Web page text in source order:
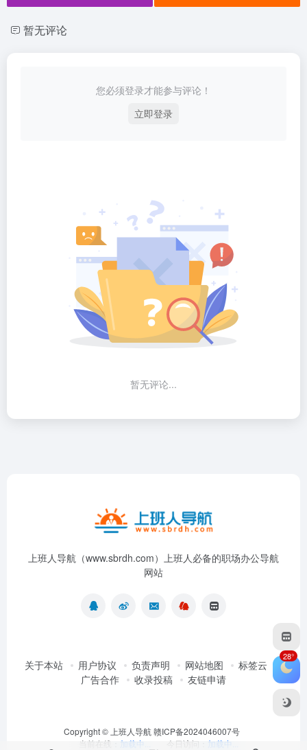
暂无评论
您必须登录才能参与评论！
立即登录
暂无评论...
上班人导航（www.sbrdh.com）上班人必备的职场办公导航
网站
关于本站 用户协议 负责声明 网站地图
标签云
广告合作
收录投稿 友链申请
Copyright © 上班人导航 赣ICP备2024046007号
当前在线： 加载中... 今日访问： 加载中...
28°